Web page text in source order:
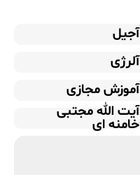
آجیل
آلرژی
آموزش مجازی
آیت الله مجتبی
خامنه ای